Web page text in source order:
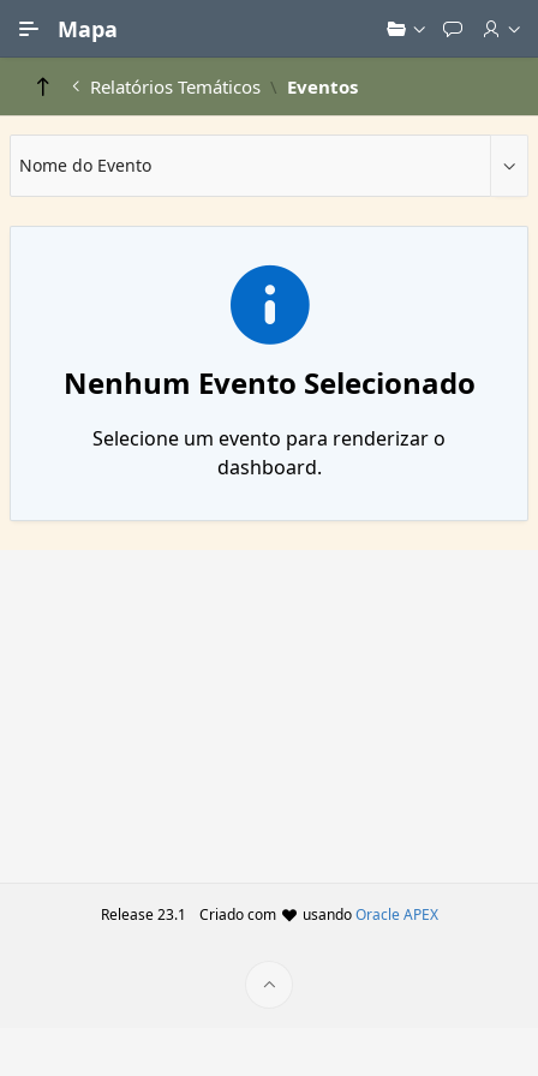
Mapa
Relatórios Temáticos Eventos
Nome do Evento
Nenhum Evento Selecionado
Selecione um evento para renderizar o
dashboard.
Release 23.1 Criado com usandoOracle APEX